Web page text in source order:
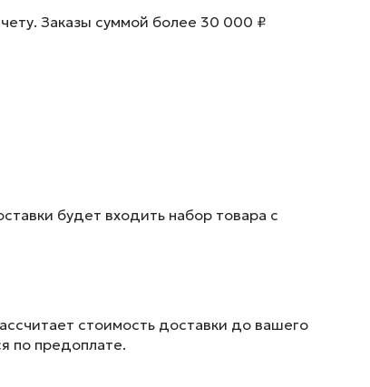
Заказы суммой более 30 000 ₽
будет входить набор товара с
стоимость доставки до вашего
по предоплате.